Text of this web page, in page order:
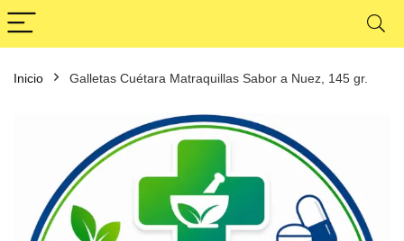
Inicio Galletas Cuétara Matraquillas Sabor a Nuez, 145 gr.